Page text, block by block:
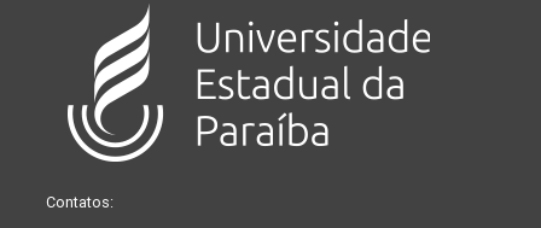
Contatos: